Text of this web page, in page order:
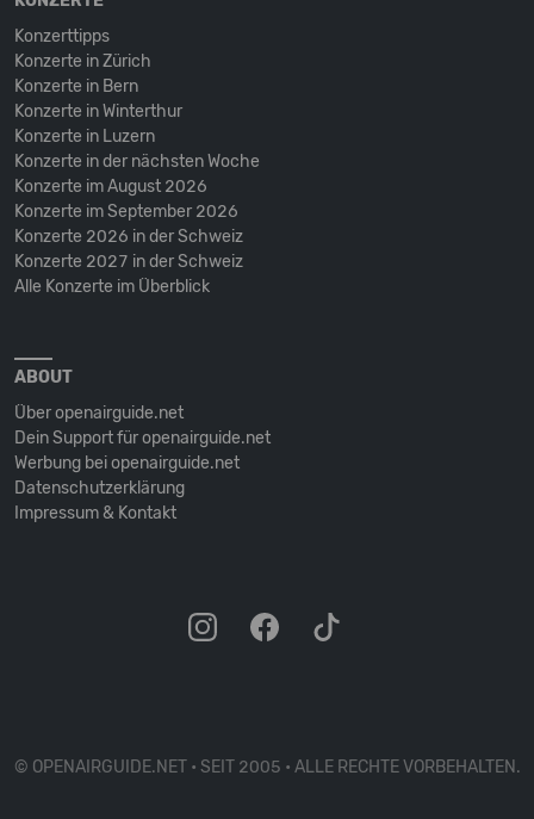
Konzerttipps
Konzerte in Zürich
Konzerte in Bern
Konzerte in Winterthur
Konzerte in Luzern
Konzerte in der nächsten Woche
Konzerte im August 2026
Konzerte im September 2026
Konzerte 2026 in der Schweiz
Konzerte 2027 in der Schweiz
Alle Konzerte im Überblick
ABOUT
Über openairguide.net
Dein Support für openairguide.net
Werbung bei openairguide.net
Datenschutz­erklärung
Impressum & Kontakt
© OPENAIRGUIDE.NET • SEIT 2005 • ALLE RECHTE VORBEHALTEN.